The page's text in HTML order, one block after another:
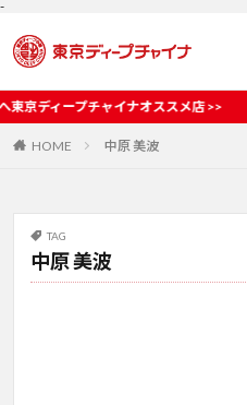
-
ャイナオススメ店 >>
HOME 中原 美波
TAG
中原 美波